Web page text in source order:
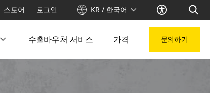
스토어 로그인 KR / 한국어
수출바우처 서비스 가격 문의하기